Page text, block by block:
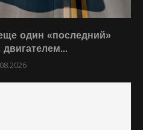
один «последний»
двигателем...